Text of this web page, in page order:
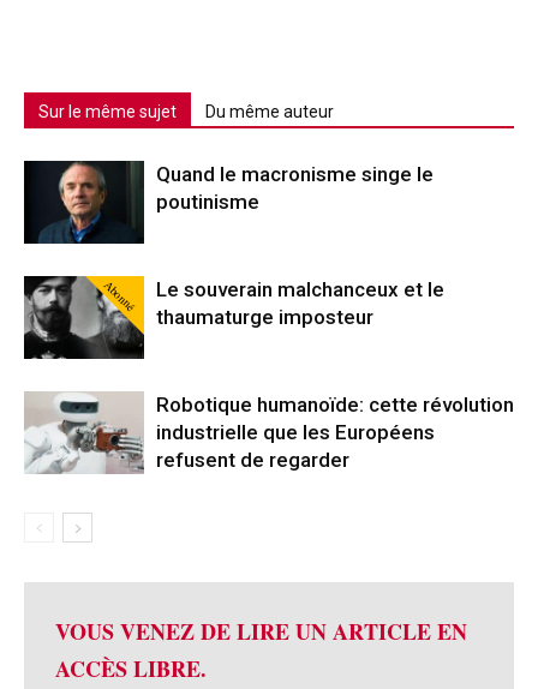
Sur le même sujet Du même auteur
Quand le macronisme singe le
poutinisme
Abonné
Le souverain malchanceux et le
thaumaturge imposteur
Robotique humanoïde: cette révolution
industrielle que les Européens
refusent de regarder
VOUS VENEZ DE LIRE UN ARTICLE EN
ACCÈS LIBRE.